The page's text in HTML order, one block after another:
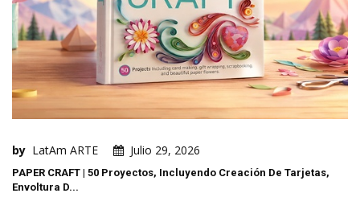
by LatAm ARTE Julio 29, 2026
PAPER CRAFT | 50 Proyectos, Incluyendo Creación De Tarjetas,
Envoltura D...